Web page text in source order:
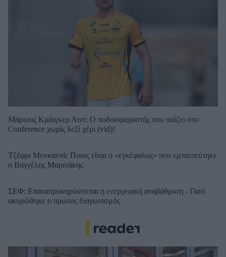
Μάριους Κράιγκερ Λιντ: Ο ποδοσφαιριστής που παίζει στο
Conference χωρίς δεξί χέρι (vid)!
Τζέφρι Μονκαντά: Ποιος είναι ο «εγκέφαλος» που εμπιστεύτηκε
ο Βαγγέλης Μαρινάκης
ΣΕΦ: Επαναπροκηρύσσεται η ενεργειακή αναβάθμιση - Γιατί
ακυρώθηκε ο πρώτος διαγωνισμός